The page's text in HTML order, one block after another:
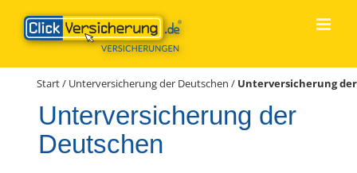
Inhalt
springen
Start/ Unterversicherung der Deutschen / Unterversicherung
Unterversicherung der
Deutschen